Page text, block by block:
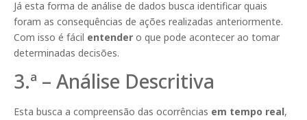
Já esta forma de análise de dados busca identificar quais
foram as consequências de ações realizadas anteriormente.
Com isso é fácil entender o que pode acontecer ao tomar
determinadas decisões.
3.ª – Análise Descritiva
Esta busca a compreensão das ocorrências em tempo real,